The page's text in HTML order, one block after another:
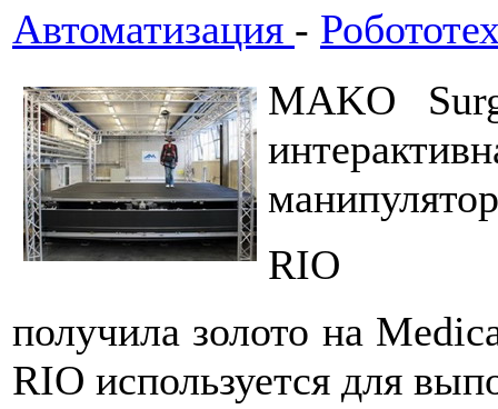
Автоматизация -
MAKO
RIO
получила золото на
RIO используется для